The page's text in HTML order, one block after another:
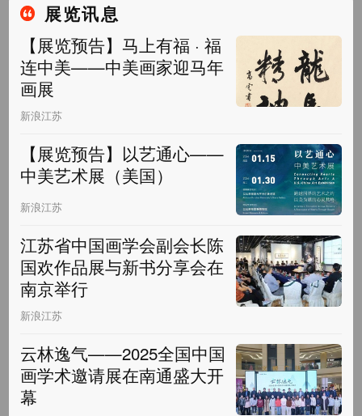
展览讯息
【展览预告】马上有福 · 福
连中美——中美画家迎马年
画展
新浪江苏
【展览预告】以艺通心——
中美艺术展（美国）
新浪江苏
江苏省中国画学会副会长陈
国欢作品展与新书分享会在
南京举行
新浪江苏
云林逸气——2025全国中国
画学术邀请展在南通盛大开
幕